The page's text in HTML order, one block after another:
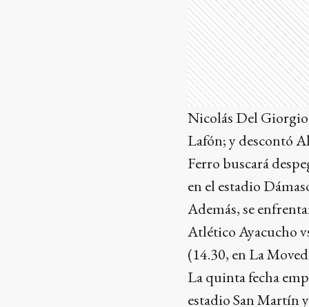
Nicolás Del Giorgio
Lafón; y descontó
Ferro buscará
en el estadio
Además, se
Atlético Ayacucho
(14.30, en La
La quinta fecha
estadio San Martín